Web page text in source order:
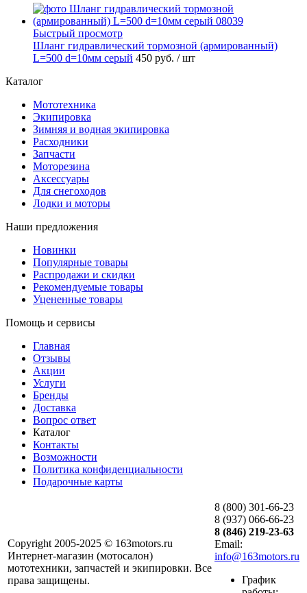
Быстрый просмотр
Шланг гидравлический тормозной (армированный)
L=500 d=10мм серый 450 руб. / шт
Каталог
Мототехника
Экипировка
Зимняя и водная экипировка
Расходники
Запчасти
Моторезина
Аксессуары
Для снегоходов
Лодки и моторы
Наши предложения
Новинки
Популярные товары
Распродажи и скидки
Рекомендуемые товары
Уцененные товары
Помощь и сервисы
Главная
Отзывы
Акции
Услуги
Бренды
Доставка
Вопрос ответ
Каталог
Контакты
Возможности
Политика конфиденциальности
Подарочные карты
Copyright 2005-2025 © 163motors.ru
Интернет-магазин (мотосалон)
мототехники, запчастей и экипировки. Все
права защищены.
8 (800) 301-66-23
8 (937) 066-66-23
8 (846) 219-23-63
Email:
info@163motors.ru
График